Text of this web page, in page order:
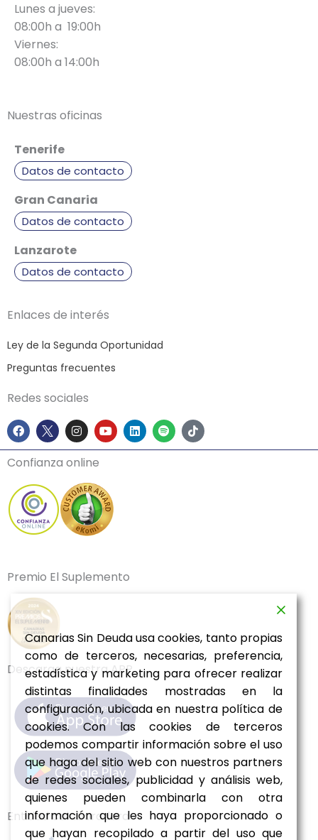
Lunes a jueves:
08:00h a 19:00h
Viernes:
08:00h a 14:00h
Nuestras oficinas
Tenerife
Datos de contacto
Gran Canaria
Datos de contacto
Lanzarote
Datos de contacto
Enlaces de interés
Ley de la Segunda Oportunidad
Preguntas frecuentes
Redes sociales
F
a
c
e
b
o
k
I
n
s
t
a
g
r
a
m
Y
o
u
e
L
i
n
S
p
o
T
i
k
Confianza online
Premio El Suplemento
Descarga nuestra APP
Entidad colaboradora
Canarias Sin Deuda usa cookies, tanto propias
como de terceros, necesarias, preferencia,
estadística y marketing para ofrecer realizar
distintas finalidades mostradas en la
configuración, ubicada en nuestra política de
cookies. Con las cookies de terceros
podemos compartir información sobre el uso
que haga del sitio web con nuestros partners
de redes sociales, publicidad y análisis web,
quienes pueden combinarla con otra
información que les haya proporcionado o
que hayan recopilado a partir del uso que